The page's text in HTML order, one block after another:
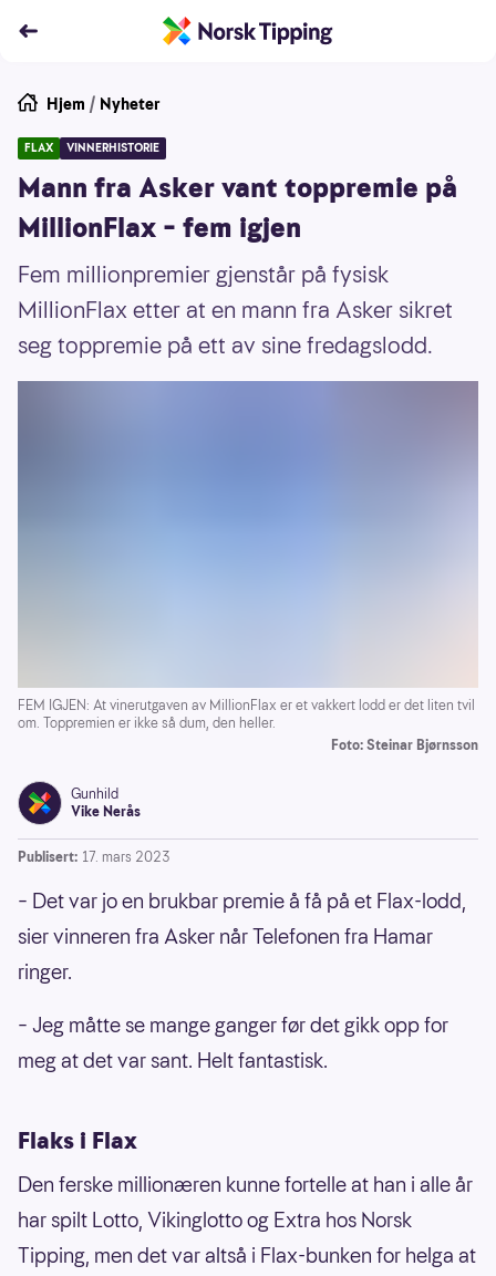
Hjem / Nyheter
FLAX VINNERHISTORIE
Mann fra Asker vant toppremie på
MillionFlax – fem igjen
Fem millionpremier gjenstår på fysisk
MillionFlax etter at en mann fra Asker sikret
seg toppremie på ett av sine fredagslodd.
FEM IGJEN: At vinerutgaven av MillionFlax er et vakkert lodd er det liten tvil
om. Toppremien er ikke så dum, den heller.
Foto: Steinar Bjørnsson
Gunhild
Vike Nerås
Publisert: 17. mars 2023
– Det var jo en brukbar premie å få på et Flax-lodd,
sier vinneren fra Asker når Telefonen fra Hamar
ringer.
– Jeg måtte se mange ganger før det gikk opp for
meg at det var sant. Helt fantastisk.
Flaks i Flax
Den ferske millionæren kunne fortelle at han i alle år
har spilt Lotto, Vikinglotto og Extra hos Norsk
Tipping, men det var altså i Flax-bunken for helga at